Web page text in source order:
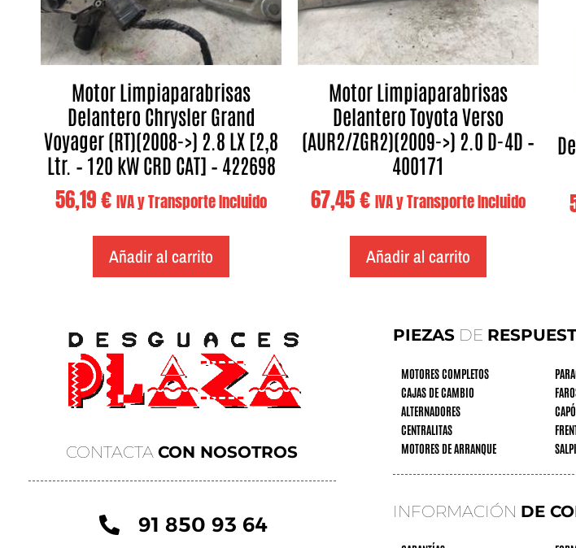
Motor Limpiaparabrisas
Delantero Chrysler Grand
Voyager (RT)(2008->) 2.8 LX [2,8
Ltr. – 120 kW CRD CAT] – 422698
56,19€ IVA y Transporte Incluido
Añadir al carrito
Motor Limpiaparabrisas
Delantero Toyota Verso
(AUR2/ZGR2)(2009->) 2.0 D-4D –
400171
67,45€ IVA y Transporte Incluido
Añadir al carrito
CONTACTACON NOSOTROS
91 850 93 64
PIEZASDE
MOTORES COMPLETOS
CAJAS DE CAMBIO
ALTERNADORES
CENTRALITAS
MOTORES DE ARRANQUE
CAPÓ
INFORMACIÓN DE